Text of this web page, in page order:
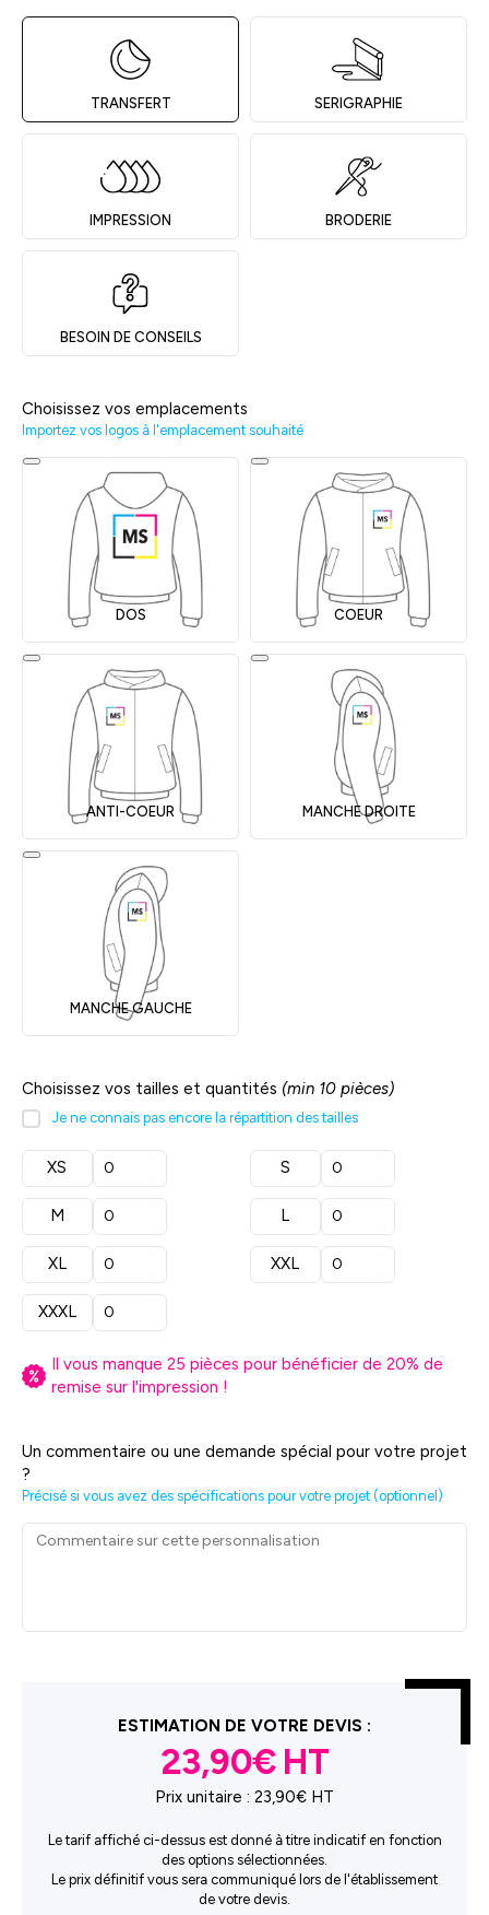
TRANSFERT SERIGRAPHIE
IMPRESSION BRODERIE
BESOIN DE CONSEILS
Choisissez vos emplacements
Importez vos logos à l'emplacement souhaité
DOS COEUR
ANTI-COEUR MANCHE DROITE
MANCHE GAUCHE
Choisissez vos tailles et quantités (min 10 pièces)
Je ne connais pas encore la répartition des tailles
XS S
M L
XL XXL
XXXL
Il vous manque 25 pièces pour bénéficier de 20% de
remise sur l'impression !
Un commentaire ou une demande spécial pour votre projet
?
Précisé si vous avez des spécifications pour votre projet (optionnel)
ESTIMATION DE VOTRE DEVIS :
23,90€
Prix unitaire : 23,90€ HT
Le tarif affiché ci-dessus est donné à titre indicatif en fonction
des options sélectionnées.
Le prix définitif vous sera communiqué lors de l'établissement
de votre devis.